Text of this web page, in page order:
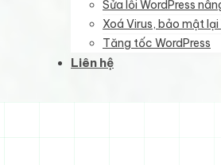
Sửa lỗi WordPress
Xoá Virus, bảo mật lại
Tăng tốc WordPress
Liên hệ